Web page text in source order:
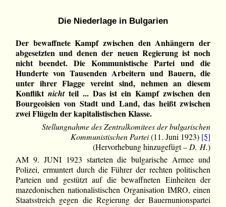
Die Niederlage in Bulgarien
Der bewaffnete Kampf zwischen den Anhängern der
abgesetzten und denen der neuen Regierung ist noch
nicht beendet. Die Kommunistische Partei und die
Hunderte von Tausenden Arbeitern und Bauern, die
unter ihrer Flagge vereint sind, nehmen an diesem
Konflikt nichtteil ... Das ist ein Kampf zwischen den
Bourgeoisien von Stadt und Land, das heißt zwischen
zwei Flügeln der kapitalistischen Klasse.
Stellungnahme des Zentralkomitees der bulgarischen
Kommunistischen Partei(11. Juni 1923) [5]
(Hervorhebung hinzugefügt – D. H.)
AM 9. JUNI 1923 starteten die bulgarische Armee und
Polizei, ermuntert durch die Führer der rechten politischen
Parteien und gestützt auf die bewaffneten Einheiten der
mazedonischen nationalistischen Organisation IMRO, einen
Staatsstreich gegen die Regierung der Bauernunionspartei